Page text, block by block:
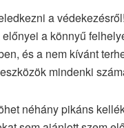
a
a könnyű
és a nem kívánt
mindenki
néhány pikáns